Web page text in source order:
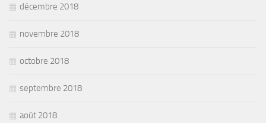
décembre 2018
novembre 2018
octobre 2018
septembre 2018
août 2018